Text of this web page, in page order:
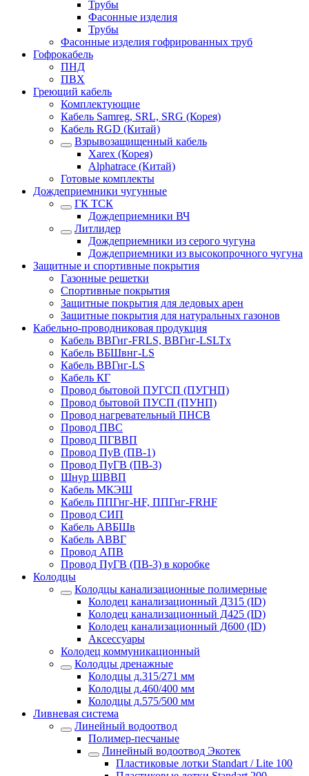
Трубы
Фасонные изделия
Трубы
Фасонные изделия гофрированных труб
Гофрокабель
ПНД
ПВХ
Греющий кабель
Комплектующие
Кабель Samreg, SRL, SRG (Корея)
Кабель RGD (Китай)
Взрывозащищенный кабель
Xarex (Корея)
Alphatrace (Китай)
Готовые комплекты
Дождеприемники чугунные
ГК ТСК
Дождеприемники ВЧ
Литлидер
Дождеприемники из серого чугуна
Дождеприемники из высокопрочного чугуна
Защитные и спортивные покрытия
Газонные решетки
Спортивные покрытия
Защитные покрытия для ледовых арен
Защитные покрытия для натуральных газонов
Кабельно-проводниковая продукция
Кабель ВВГнг-FRLS, ВВГнг-LSLTx
Кабель ВБШвнг-LS
Кабель ВВГнг-LS
Кабель КГ
Провод бытовой ПУГСП (ПУГНП)
Провод бытовой ПУСП (ПУНП)
Провод нагревательный ПНСВ
Провод ПВС
Провод ПГВВП
Провод ПуВ (ПВ-1)
Провод ПуГВ (ПВ-3)
Шнур ШВВП
Кабель МКЭШ
Кабель ППГнг-HF, ППГнг-FRHF
Провод СИП
Кабель АВБШв
Кабель АВВГ
Провод АПВ
Провод ПуГВ (ПВ-3) в коробке
Колодцы
Колодцы канализационные полимерные
Колодец канализационный Д315 (ID)
Колодец канализационный Д425 (ID)
Колодец канализационный Д600 (ID)
Аксессуары
Колодец коммуникационный
Колодцы дренажные
Колодцы д.315/271 мм
Колодцы д.460/400 мм
Колодцы д.575/500 мм
Ливневая система
Линейный водоотвод
Полимер-песчаные
Линейный водоотвод Экотек
Пластиковые лотки Standart / Lite 100